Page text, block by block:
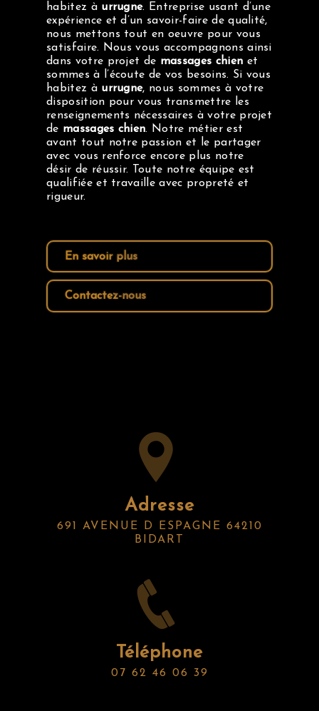
habitez à urrugne. Entreprise usant d’une
expérience et d’un savoir-faire de qualité,
nous mettons tout en oeuvre pour vous
satisfaire. Nous vous accompagnons ainsi
dans votre projet de massages chien et
sommes à l’écoute de vos besoins. Si vous
habitez à urrugne, nous sommes à votre
disposition pour vous transmettre les
renseignements nécessaires à votre projet
de massages chien. Notre métier est
avant tout notre passion et le partager
avec vous renforce encore plus notre
désir de réussir. Toute notre équipe est
qualifiée et travaille avec propreté et
rigueur.
En savoir plus
Contactez-nous
Adresse
691 AVENUE D ESPAGNE 64210
BIDART
Téléphone
07 62 46 06 39